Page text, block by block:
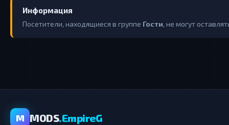
Информация
Посетители, находящиеся в группе Гости, не могут
M MODS.EmpireG